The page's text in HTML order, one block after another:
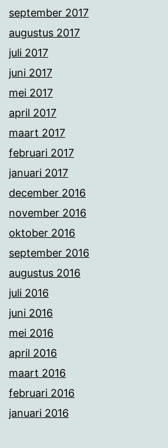
september 2017
augustus 2017
juli 2017
juni 2017
mei 2017
april 2017
maart 2017
februari 2017
januari 2017
december 2016
november 2016
oktober 2016
september 2016
augustus 2016
juli 2016
juni 2016
mei 2016
april 2016
maart 2016
februari 2016
januari 2016